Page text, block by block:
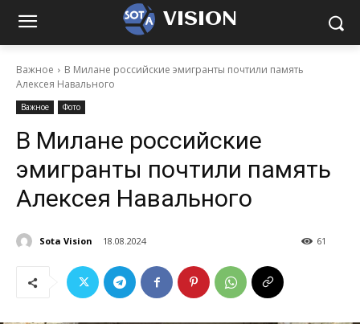
VISION
Важное
В Милане российские эмигранты почтили память
Алексея Навального
Важное Фото
В Милане российские
эмигранты почтили память
Алексея Навального
Sota Vision 18.08.2024 61